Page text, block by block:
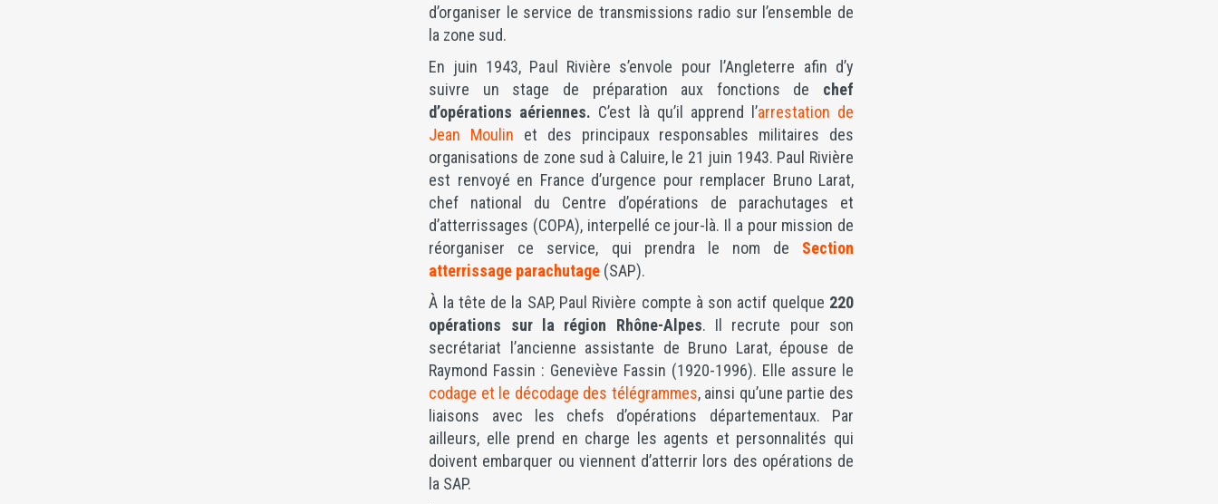
d’organiser le service de transmissions radio sur l’ensemble de
la zone sud.
En juin 1943, Paul Rivière s’envole pour l’Angleterre afin d’y
suivre un stage de préparation aux fonctions de chef
d’opérations aériennes. C’est là qu’il apprend l’arrestation de
Jean Moulin et des principaux responsables militaires des
organisations de zone sud à Caluire, le 21 juin 1943. Paul Rivière
est renvoyé en France d’urgence pour remplacer Bruno Larat,
chef national du Centre d’opérations de parachutages et
d’atterrissages (COPA), interpellé ce jour-là. Il a pour mission de
réorganiser ce service, qui prendra le nom de Section
atterrissage parachutage (SAP).
À la tête de la SAP, Paul Rivière compte à son actif quelque 220
opérations sur la région Rhône-Alpes. Il recrute pour son
secrétariat l’ancienne assistante de Bruno Larat, épouse de
Raymond Fassin : Geneviève Fassin (1920-1996). Elle assure le
codage et le décodage des télégrammes, ainsi qu’une partie des
liaisons avec les chefs d’opérations départementaux. Par
ailleurs, elle prend en charge les agents et personnalités qui
doivent embarquer ou viennent d’atterrir lors des opérations de
la SAP.